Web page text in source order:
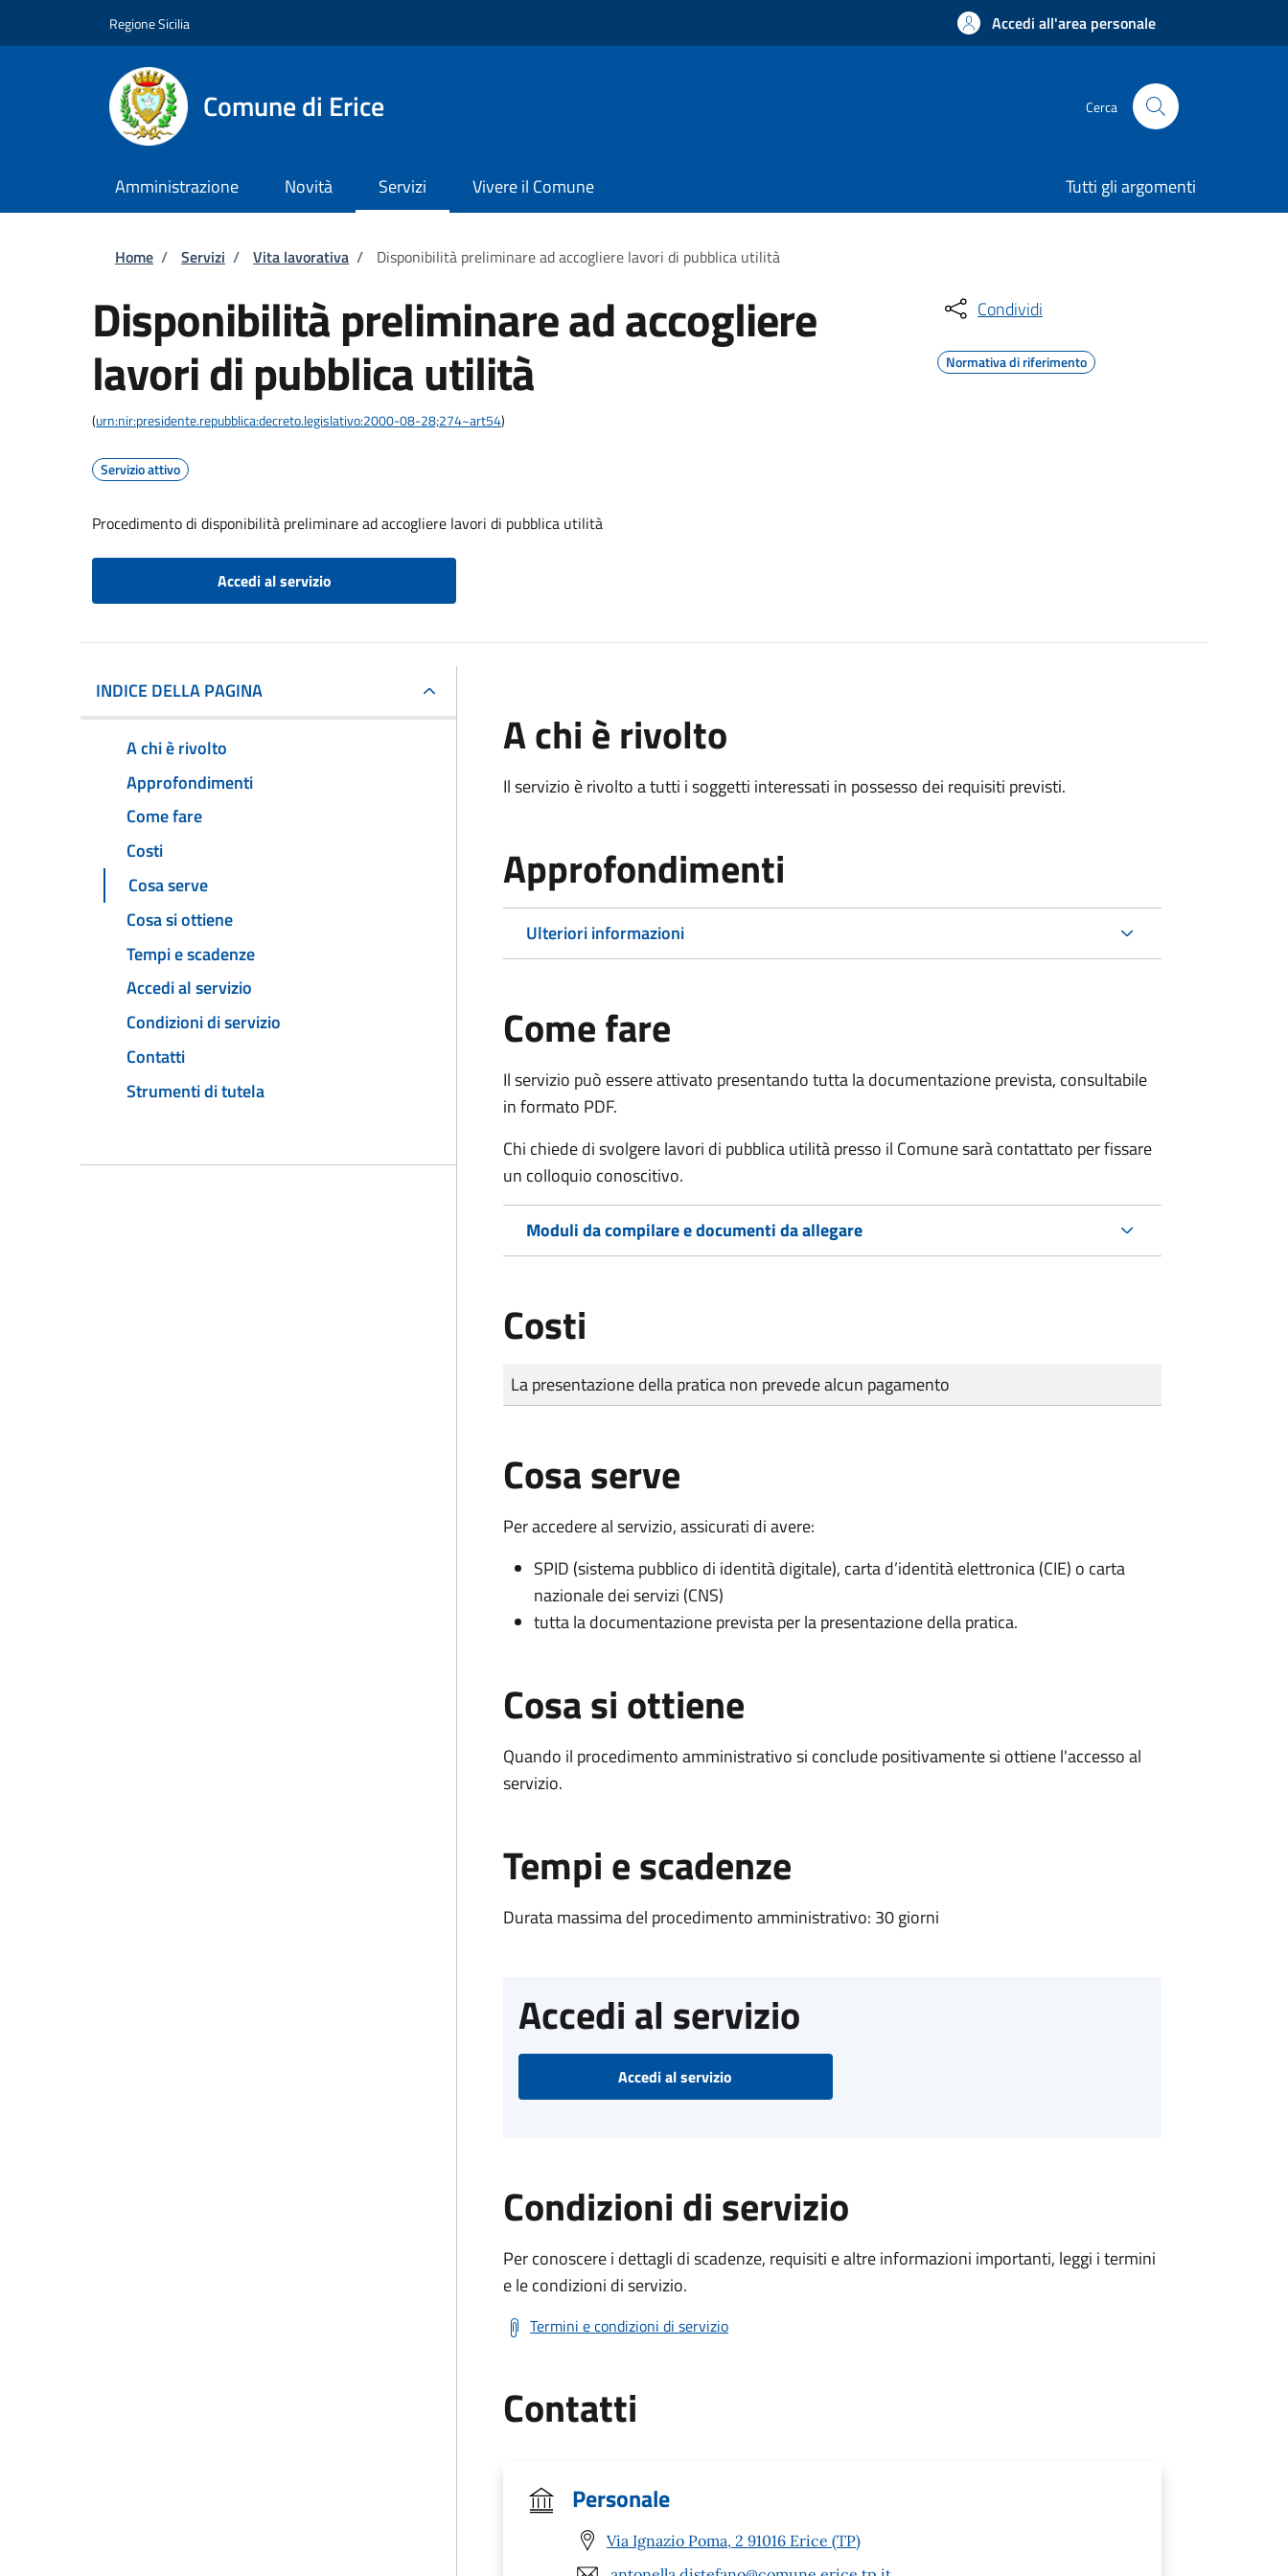
Regione Sicilia Accedi all'area personale
Comune di Erice Cerca
Amministrazione Novità Servizi Vivere il Comune Tutti gli argomenti
Briciole di pane
Home / Servizi / Vita lavorativa / Disponibilità preliminare ad accogliere lavori di pubblica utilità
Disponibilità preliminare ad accogliere
lavori di pubblica utilità
(urn:nir:presidente.repubblica:decreto.legislativo:2000-08-28;274~art54)
Servizio attivo
Procedimento di disponibilità preliminare ad accogliere lavori di pubblica utilità
Accedi al servizio
Condividi
Normativa di riferimento
INDICE DELLA PAGINA
A chi è rivolto
Approfondimenti
Come fare
Costi
Cosa serve
Cosa si ottiene
Tempi e scadenze
Accedi al servizio
Condizioni di servizio
Contatti
Strumenti di tutela
A chi è rivolto
Il servizio è rivolto a tutti i soggetti interessati in possesso dei requisiti previsti.
Approfondimenti
Ulteriori informazioni
Come fare
Il servizio può essere attivato presentando tutta la documentazione prevista, consultabile
in formato PDF.
Chi chiede di svolgere lavori di pubblica utilità presso il Comune sarà contattato per fissare
un colloquio conoscitivo.
Moduli da compilare e documenti da allegare
Costi
Tipo di pagamento
Importo
La presentazione della pratica non prevede alcun pagamento
Cosa serve
Per accedere al servizio, assicurati di avere:
SPID (sistema pubblico di identità digitale), carta d’identità elettronica (CIE) o carta
nazionale dei servizi (CNS)
tutta la documentazione prevista per la presentazione della pratica.
Cosa si ottiene
Quando il procedimento amministrativo si conclude positivamente si ottiene l'accesso al
servizio.
Tempi e scadenze
Durata massima del procedimento amministrativo: 30 giorni
Accedi al servizio
Accedi al servizio
Condizioni di servizio
Per conoscere i dettagli di scadenze, requisiti e altre informazioni importanti, leggi i termini
e le condizioni di servizio.
Termini e condizioni di servizio
Contatti
Personale
Via Ignazio Poma, 2 91016 Erice (TP)